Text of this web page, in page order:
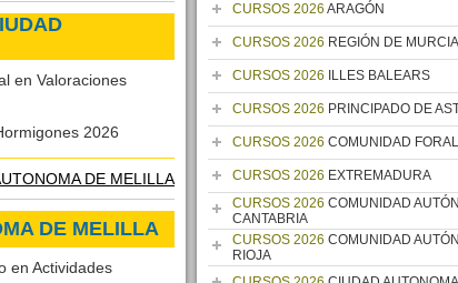
en Valoraciones
2026
DE MELILLA
DE MELILLA
en Actividades
CURSOS 2026 ARAGÓN
CURSOS 2026 REGIÓN DE MURCIA
CURSOS 2026 ILLES BALEARS
CURSOS 2026 PRINCIPADO DE
CURSOS 2026 COMUNIDAD
CURSOS 2026 EXTREMADURA
CURSOS 2026 COMUNIDAD
CANTABRIA
CURSOS 2026 COMUNIDAD
RIOJA